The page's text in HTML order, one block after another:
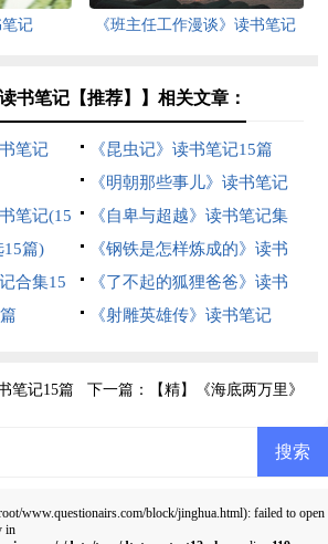
记 《班主任工作漫谈》读书笔记
书笔记【推荐】】相关文章：
笔记
《昆虫记》读书笔记15篇
《明朝那些事儿》读书笔记
笔记(15
《自卑与超越》读书笔记集
合15篇
15篇)
《钢铁是怎样炼成的》读书
笔记
合集15
《了不起的狐狸爸爸》读书
笔记《射雕英雄传》读书笔记
笔记15篇 下一篇： 【精】《海底两万里》
读书笔记
www.questionairs.com/block/jinghua.html): failed to open
in